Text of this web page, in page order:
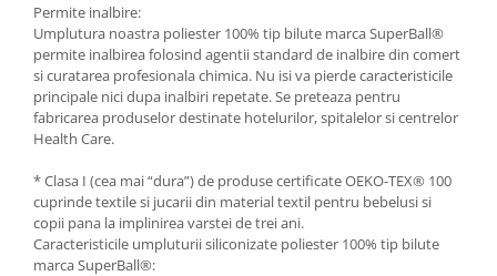
Permite inalbire:
Umplutura noastra poliester 100% tip bilute marca SuperBall®
permite inalbirea folosind agentii standard de inalbire din comert
si curatarea profesionala chimica. Nu isi va pierde caracteristicile
principale nici dupa inalbiri repetate. Se preteaza pentru
fabricarea produselor destinate hotelurilor, spitalelor si centrelor
Health Care.
* Clasa I (cea mai “dura”) de produse certificate OEKO-TEX® 100
cuprinde textile si jucarii din material textil pentru bebelusi si
copii pana la implinirea varstei de trei ani.
Caracteristicile umpluturii siliconizate poliester 100% tip bilute
marca SuperBall®: